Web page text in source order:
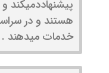
پیشنهاددمیکند
هستند و در
خدمات میدهند ‌.